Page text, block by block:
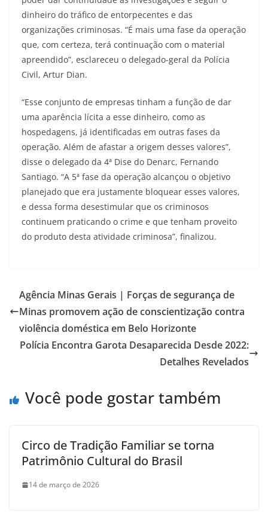
dinheiro do tráfico de entorpecentes e das
organizações criminosas. “É mais uma fase da operação
que, com certeza, terá continuação com o material
apreendido”, esclareceu o delegado-geral da Polícia
Civil, Artur Dian.
“Esse conjunto de empresas tinham a função de dar
uma aparência lícita a esse dinheiro, como as
hospedagens, já identificadas em outras fases da
operação. Além de afastar a origem desses valores”,
disse o delegado da 4ª Dise do Denarc, Fernando
Santiago. “A 5ª fase da operação alcançou o objetivo
planejado que era justamente bloquear esses valores,
e dessa forma desestimular que os criminosos
continuem praticando o crime e que tenham proveito
do produto desta atividade criminosa”, finalizou.
Agência Minas Gerais | Forças de segurança de
Minas promovem ação de conscientização contra
violência doméstica em Belo Horizonte
Polícia Encontra Garota Desaparecida Desde 2022:
Detalhes Revelados
Você pode gostar também
Circo de Tradição Familiar se torna
Patrimônio Cultural do Brasil
14 de março de 2026